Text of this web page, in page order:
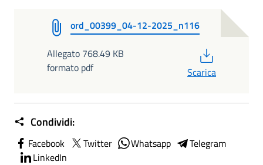
ord_00399_04-12-2025_n116
Allegato 768.49 KB
formato pdf
Scarica
Condividi:
Facebook Twitter Whatsapp
Telegram
LinkedIn